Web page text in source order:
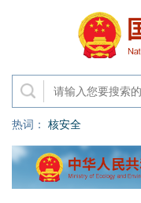
热词： 核安全